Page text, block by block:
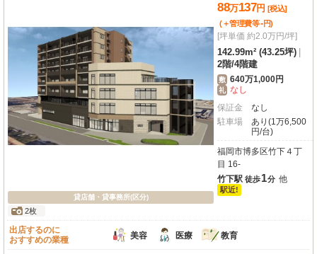
貸店舗・貸事務所(区分)
2枚
88万137円 [税込]
(＋管理費等-円)
[坪単価 約2.0万円/坪]
142.99m² (43.25坪)
2階/4階建
敷 640万1,000円
礼 なし
保証金
なし
駐車場
あり(1万6,500
円/台)
福岡市博多区竹下４丁
目 16-
竹下駅 徒歩1分 他
駅近!
出店するのに
おすすめの業種
美容 医療 教育